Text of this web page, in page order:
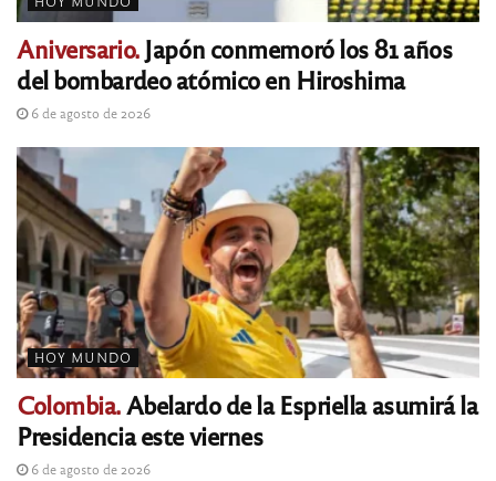
Aniversario.Japón conmemoró los 81 años
del bombardeo atómico en Hiroshima
6 de agosto de 2026
HOY MUNDO
Colombia. Abelardo de la Espriella asumirá la
Presidencia este viernes
6 de agosto de 2026